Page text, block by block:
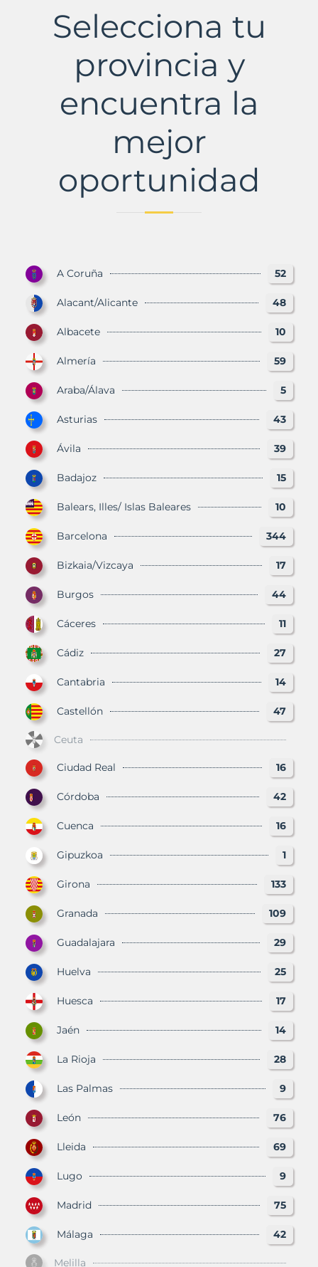
MurbalandsSelecciona tu
provincia y
encuentra la
mejor
oportunidad
A Coruña 52
Alacant/Alicante 48
Albacete 10
Almería 59
Araba/Álava 5
Asturias 43
Ávila 39
Badajoz 15
Balears, Illes/ Islas Baleares 10
Barcelona 344
Bizkaia/Vizcaya 17
Burgos 44
Cáceres 11
Cádiz 27
Cantabria 14
Castellón 47
Ceuta
Ciudad Real 16
Córdoba 42
Cuenca 16
Gipuzkoa 1
Girona 133
Granada 109
Guadalajara 29
Huelva 25
Huesca 17
Jaén 14
La Rioja 28
Las Palmas 9
León 76
Lleida 69
Lugo 9
Madrid 75
Málaga 42
Melilla